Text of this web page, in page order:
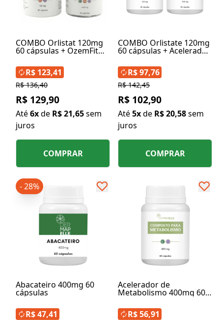
COMBO Orlistat 120mg
60 cápsulas + OzemFit
400mg 60 cápsulas
R$ 136,40
R$ 129,90
Até6xde R$ 21,65sem
juros
R$ 123,41
COMPRAR
COMBO Orlistate 120mg
60 cápsulas + Acelerador
60 cápsulas
R$ 142,45
R$ 102,90
Até5xde R$ 20,58sem
juros
R$ 97,76
COMPRAR
Abacateiro 400mg 60
cápsulas
- 28%
R$ 47,41
Acelerador de
Metabolismo 400mg 60
R$ 56,91